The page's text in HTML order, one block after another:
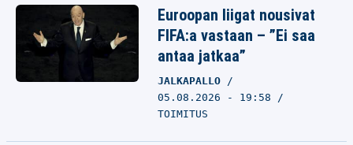
Euroopan liigat nousivat
FIFA:a vastaan – ”Ei saa
antaa jatkaa”
JALKAPALLO
05.08.2026 - 19:58
TOIMITUS